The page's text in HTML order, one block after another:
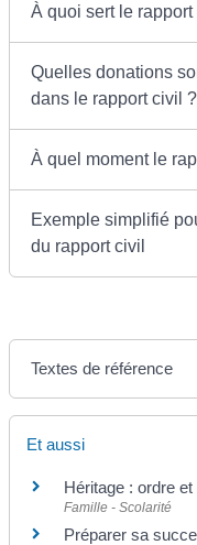
À quoi sert le
Quelles donations
dans le rapport civil ?
À quel moment le
Exemple simplifié
du rapport civil
Textes de référence
Et aussi
Héritage : ordre
Famille - Scolarité
Préparer sa